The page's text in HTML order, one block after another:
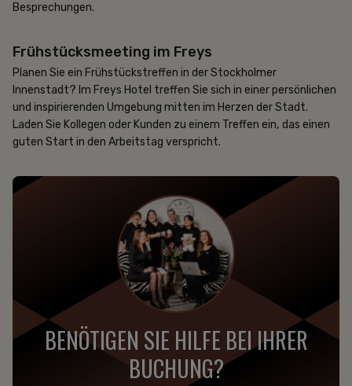
Besprechungen.
Guter Start
Frühstücksmeeting im Freys
Planen Sie ein Frühstückstreffen in der Stockholmer
Innenstadt? Im Freys Hotel treffen Sie sich in einer persönlichen
und inspirierenden Umgebung mitten im Herzen der Stadt.
Laden Sie Kollegen oder Kunden zu einem Treffen ein, das einen
guten Start in den Arbeitstag verspricht.
BENÖTIGEN SIE HILFE BEI IHRER
BUCHUNG?